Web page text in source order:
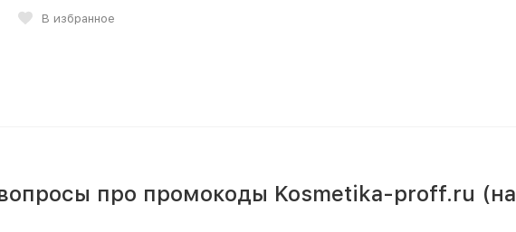
В избранное
про промокоды Kosmetika-proff.ru (на